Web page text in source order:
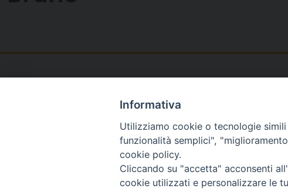
Informativa
Utilizziamo cookie o tecnologie
funzionalità semplici",
cookie policy.
Cliccando su "accetta" acconsenti
cookie utilizzati e personalizzare le